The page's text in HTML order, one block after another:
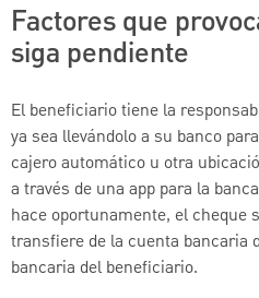
Factores que
siga pendiente
El beneficiario tiene la
ya sea llevándolo a su banco
cajero automático u otra
a través de una app para la
hace oportunamente, el cheque
transfiere de la cuenta bancaria
bancaria del beneficiario.